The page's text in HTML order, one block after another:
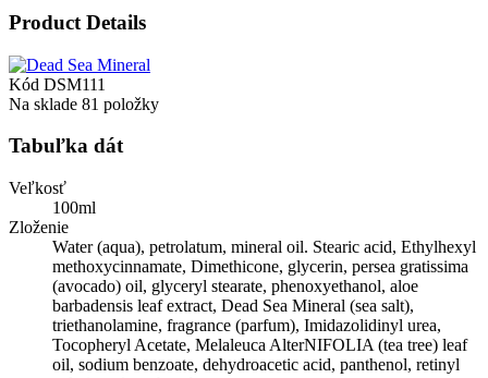
Product Details
Kód DSM111
Na sklade 81 položky
Tabuľka dát
Veľkosť
100ml
Zloženie
Water (aqua), petrolatum, mineral oil. Stearic acid, Ethylhexyl
methoxycinnamate, Dimethicone, glycerin, persea gratissima
(avocado) oil, glyceryl stearate, phenoxyethanol, aloe
barbadensis leaf extract, Dead Sea Mineral (sea salt),
triethanolamine, fragrance (parfum), Imidazolidinyl urea,
Tocopheryl Acetate, Melaleuca AlterNIFOLIA (tea tree) leaf
oil, sodium benzoate, dehydroacetic acid, panthenol, retinyl